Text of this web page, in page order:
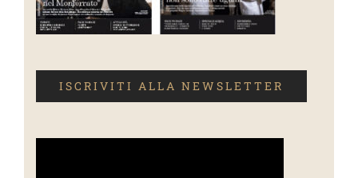
ISCRIVITI ALLA NEWSLETTER